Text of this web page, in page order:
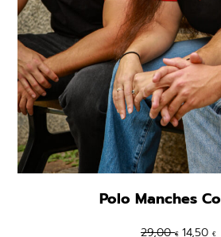
Polo Manches
29,00€ Le
14,50 €Le